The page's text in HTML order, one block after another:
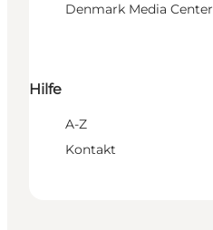
Denmark Media Center
Hilfe
A-Z
Kontakt